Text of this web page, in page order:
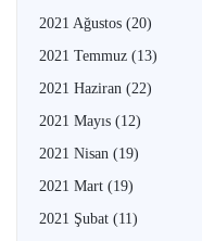
2021 Ağustos (20)
2021 Temmuz (13)
2021 Haziran (22)
2021 Mayıs (12)
2021 Nisan (19)
2021 Mart (19)
2021 Şubat (11)